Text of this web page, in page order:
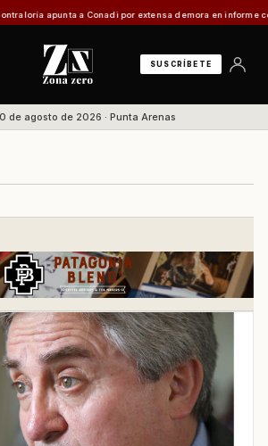
a Conadi por extensa demora en informe costero
SUSCRÍBETE
de agosto de 2026 · Punta Arenas